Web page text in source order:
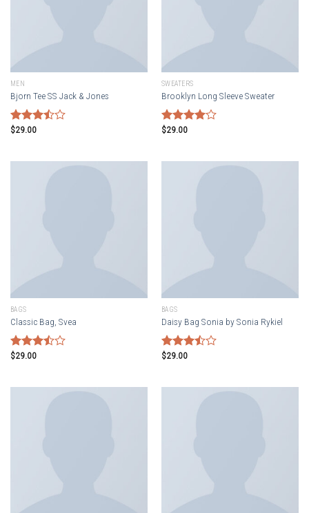
MEN
Bjorn Tee SS Jack & Jones
Rated
$29.00
SWEATERS
Brooklyn Long Sleeve Sweater
Rated
$29.00
BAGS
Classic Bag, Svea
Rated
$29.00
BAGS
Daisy Bag Sonia by Sonia Rykiel
Rated
$29.00